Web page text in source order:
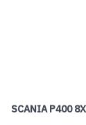
SCANIA P400